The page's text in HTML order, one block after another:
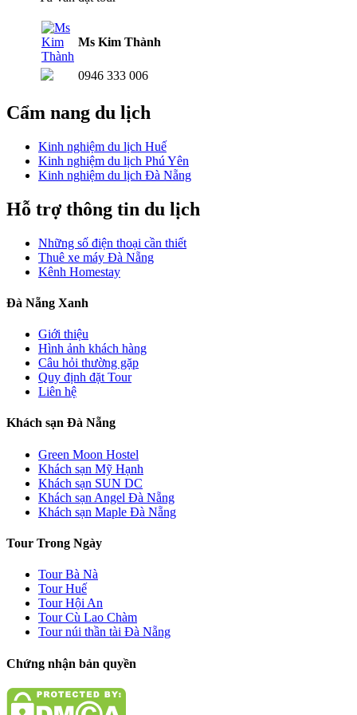
Ms Kim Thành
0946 333 006
Cẩm nang du lịch
Kinh nghiệm du lịch Huế
Kinh nghiệm du lịch Phú Yên
Kinh nghiệm du lịch Đà Nẵng
Hỗ trợ thông tin du lịch
Những số điện thoại cần thiết
Thuê xe máy Đà Nẵng
Kênh Homestay
Đà Nẵng Xanh
Giới thiệu
Hình ảnh khách hàng
Câu hỏi thường gặp
Quy định đặt Tour
Liên hệ
Khách sạn Đà Nẵng
Green Moon Hostel
Khách sạn Mỹ Hạnh
Khách sạn SUN DC
Khách sạn Angel Đà Nẵng
Khách sạn Maple Đà Nẵng
Tour Trong Ngày
Tour Bà Nà
Tour Huế
Tour Hội An
Tour Cù Lao Chàm
Tour núi thần tài Đà Nẵng
Chứng nhận bản quyền